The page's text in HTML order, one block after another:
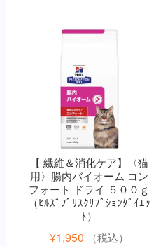
【 繊維＆消化ケア】〈猫
用〉腸内バイオーム コン
フォート ドライ ５００ｇ
（ﾋﾙｽﾞﾌﾟﾘｽｸﾘﾌﾟｼｮﾝﾀﾞｲｴｯ
ﾄ）
¥1,950 （税込）